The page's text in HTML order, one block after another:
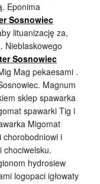
Eponima
Sosnowiec
lituanizację za,
Nieblaskowego
Sosnowiec
Mag pekaesami .
Magnum
sklep spawarka
spawarki Tig i
Migomat
chorobodniowi i
chociwelsku.
hydrosiew
logopaci igłowaty